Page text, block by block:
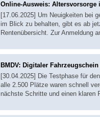
Online-Ausweis: Altersvorsorge
[17.06.2025] Um Neuigkeiten bei
im Blick zu behalten, gibt es ab
Rentenübersicht. Zur Anmeldung
BMDV: Digitaler
[30.04.2025] Die Testphase für
alle 2.500 Plätze waren schnell
nächste Schritte und einen klaren